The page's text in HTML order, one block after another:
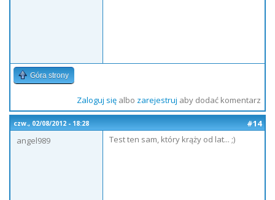
Góra strony
Zaloguj sięalbo zarejestruj aby dodać komentarz
czw., 02/08/2012 - 18:28
#14
angel989
Test ten sam, który krąży od lat... ;)